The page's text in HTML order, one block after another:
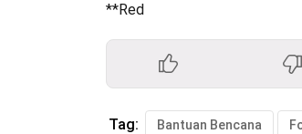
**Red
Tag: Bantuan Bencana